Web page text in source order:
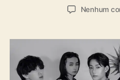
a
r
o
p
Nenhum